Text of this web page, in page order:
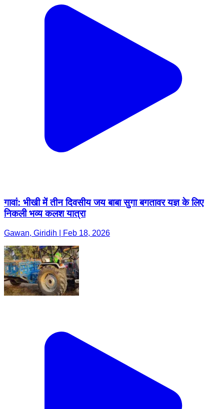
गावां: भीखी में तीन दिवसीय जय बाबा सुगा बगतावर यज्ञ के लिए
निकली भव्य कलश यात्रा
Gawan, Giridih | Feb 18, 2026